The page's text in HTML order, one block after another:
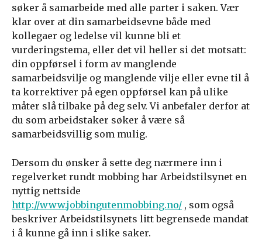
søker å samarbeide med alle parter i saken. Vær
klar over at din samarbeidsevne både med
kollegaer og ledelse vil kunne bli et
vurderingstema, eller det vil heller si det motsatt:
din oppførsel i form av manglende
samarbeidsvilje og manglende vilje eller evne til å
ta korrektiver på egen oppførsel kan på ulike
måter slå tilbake på deg selv. Vi anbefaler derfor at
du som arbeidstaker søker å være så
samarbeidsvillig som mulig.
Dersom du ønsker å sette deg nærmere inn i
regelverket rundt mobbing har Arbeidstilsynet en
nyttig nettside
http://www.jobbingutenmobbing.no/ , som også
beskriver Arbeidstilsynets litt begrensede mandat
i å kunne gå inn i slike saker.